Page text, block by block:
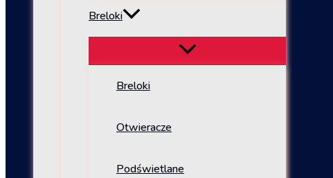
Breloki
Breloki
Otwieracze
Podświetlane